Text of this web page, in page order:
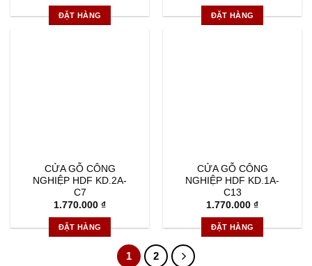
ĐẶT HÀNG ĐẶT HÀNG
CỬA GỖ CÔNG
NGHIỆP HDF KD.2A-
C7
1.770.000 ₫
ĐẶT HÀNG
CỬA GỖ CÔNG
NGHIỆP HDF KD.1A-
C13
1.770.000 ₫
ĐẶT HÀNG
1 2